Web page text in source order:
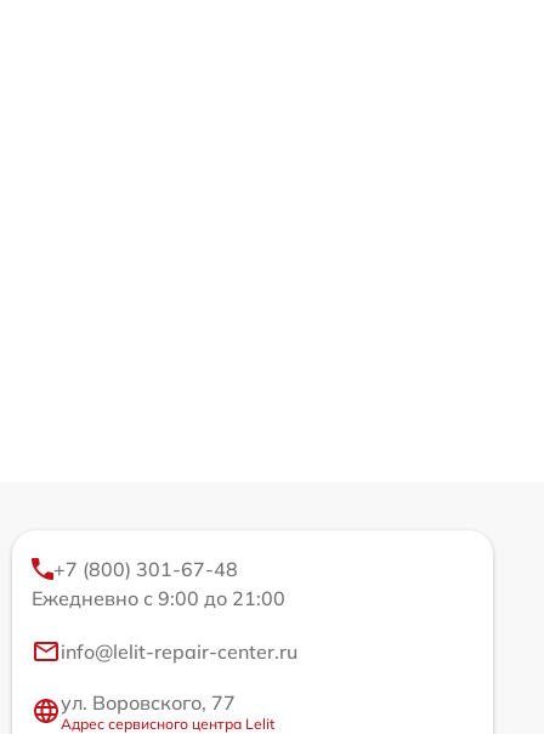
+7 (800) 301-67-48
Ежедневно с 9:00 до 21:00
info@lelit-repair-center.ru
ул. Воровского, 77
Адрес сервисного центра Lelit